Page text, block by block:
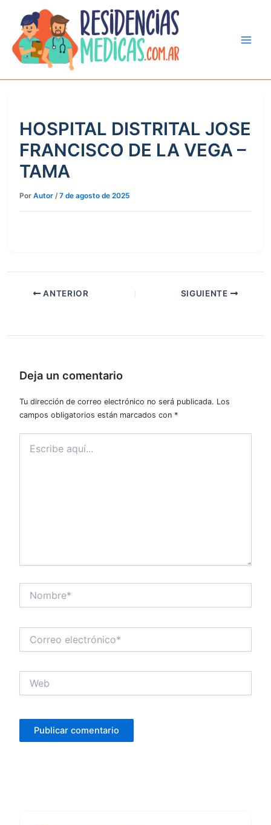
contenido
HOSPITAL DISTRITAL JOSE
FRANCISCO DE LA VEGA –
TAMA
Por Autor /7 de agosto de 2025
ANTERIOR SIGUIENTE
Deja un comentario
Tu dirección de correo electrónico no será publicada. Los
campos obligatorios están marcados con *
aquí...
electrónico*